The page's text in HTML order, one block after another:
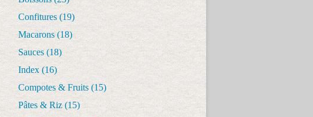
Confitures (19)
Macarons (18)
Sauces (18)
Index (16)
Compotes & Fruits (15)
Pâtes & Riz (15)